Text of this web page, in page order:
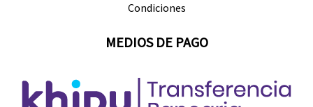
Condiciones
MEDIOS DE PAGO